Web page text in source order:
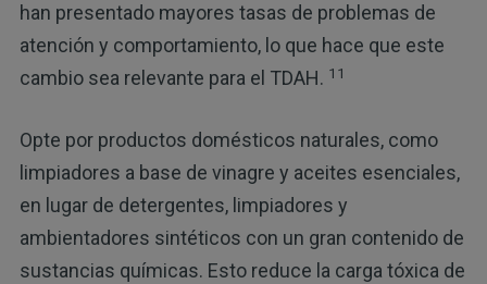
han presentado mayores tasas de problemas de
atención y comportamiento, lo que hace que este
cambio sea relevante para el TDAH. 11
Opte por productos domésticos naturales, como
limpiadores a base de vinagre y aceites esenciales,
en lugar de detergentes, limpiadores y
ambientadores sintéticos con un gran contenido de
sustancias químicas. Esto reduce la carga tóxica de